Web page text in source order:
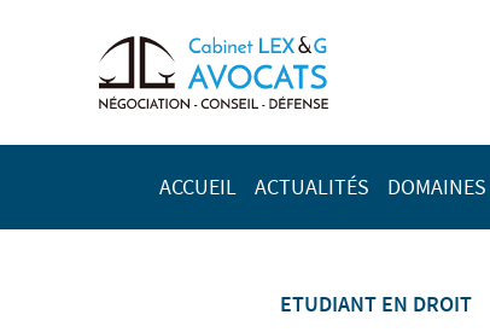
ACCUEIL ACTUALITÉS
ETUDIANT EN DROIT